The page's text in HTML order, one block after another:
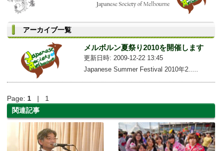
アーカイブ一覧
メルボルン夏祭り2010を開催します
更新日時: 2009-12-22 13:45
Japanese Summer Festival 2010年2.....
Page: 1 | 1
関連記事